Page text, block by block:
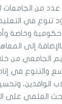
من الجامعات
تنوع في
وخاصة
إلى
الجامعي من
والتنوع في
الوافدين،
العلمي على